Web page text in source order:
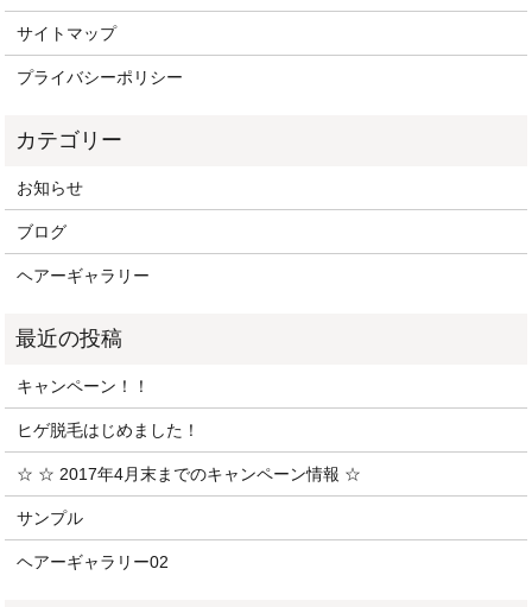
サイトマップ
プライバシーポリシー
お知らせ
ブログ
ヘアーギャラリー
キャンペーン！！
ヒゲ脱毛はじめました！
☆ ☆ 2017年4月末までのキャンペーン情報 ☆
サンプル
ヘアーギャラリー02